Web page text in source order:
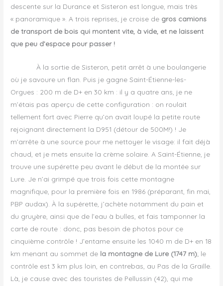
descente sur la Durance et Sisteron est longue, mais très
« panoramique ». A trois reprises, je croise de gros camions
de transport de bois qui montent vite, à vide, et ne laissent
que peu d’espace pour passer !
À la sortie de Sisteron, petit arrêt à une boulangerie
où je savoure un flan. Puis je gagne Saint-Étienne-les-
Orgues : 200 m de D+ en 30 km : il y a quatre ans, je ne
m’étais pas aperçu de cette configuration : on roulait
tellement fort avec Pierre qu’on avait loupé la petite route
rejoignant directement la D951 (détour de 500M!) ! Je
m’arrête à une source pour me nettoyer le visage: il fait déjà
chaud, et je mets ensuite la crème solaire. A Saint-Étienne, je
trouve une supérette peu avant le début de la montée sur
Lure. Je n’ai grimpé que trois fois cette montagne
magnifique, pour la première fois en 1986 (préparant, fin mai,
PBP audax). À la supérette, j’achète notamment du pain et
du gruyère, ainsi que de l’eau à bulles, et fais tamponner la
carte de route : donc, pas besoin de photos pour ce
cinquième contrôle ! J’entame ensuite les 1040 m de D+ en 18
km menant au sommet de la montagne de Lure (1747 m); le
contrôle est 3 km plus loin, en contrebas, au Pas de la Graille.
Là, je cause avec des touristes de Pellussin (42), qui me